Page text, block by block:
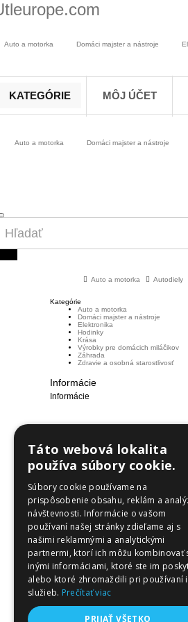
Auto a motorka Domáci majster a nástroje
KATEGÓRIE MÔJ ÚČET
Auto a motorka Domáci majster a nástroje
Auto a motorka Autodiely
Kategórie
Auto a motorka
Domáci majster a nástroje
Elektronika
Hodinky
Krása
Výrobky pre domácich miláčikov
Záhrada
Zdravie a osobná starostlivosť
Informácie
Informácie
Táto webová lokalita
používa súbory cookie.
Súbory cookie používame na
prispôsobenie obsahu, reklám a
návštevnosti. Informácie o vašom
používaní našej stránky zdieľame aj s
našimi reklamnými a analytickými
partnermi, ktorí ich môžu kombinovať
inými informáciami, ktoré ste im
alebo ktoré zhromaždili pri používaní
služieb. Prečítať viac
PRIJAŤ VŠETKO